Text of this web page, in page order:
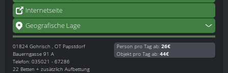
Internetseite
Geografische Lage
01824 Gohrisch , OT Papstdorf
Bauerngasse 91 A
Telefon: 035021 - 67286
22 Betten + zusätzlich Aufbettung
Person pro Tag ab: 26€
Objekt pro Tag ab: 44€